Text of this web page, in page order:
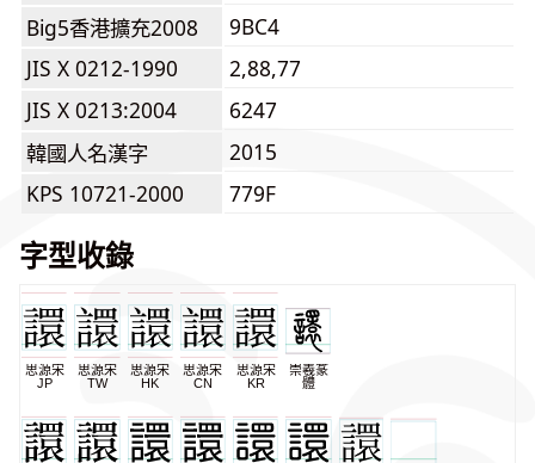
Big5香港擴充2008
9BC4
JIS X 0212-1990
2,88,77
JIS X 0213:2004
6247
韓國人名漢字
2015
KPS 10721-2000
779F
字型收錄
思源宋
JP
思源宋
TW
思源宋
HK
思源宋
CN
思源宋
KR
崇羲篆
體